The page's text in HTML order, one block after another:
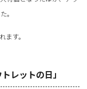
。
す。
レットの日」